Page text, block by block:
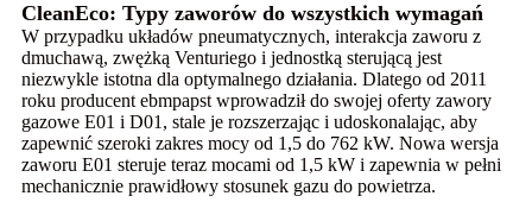
CleanEco: Typy zaworów do wszystkich wymagań
W przypadku układów pneumatycznych, interakcja zaworu z
dmuchawą, zwężką Venturiego i jednostką sterującą jest
niezwykle istotna dla optymalnego działania. Dlatego od 2011
roku producent ebmpapst wprowadził do swojej oferty zawory
gazowe E01 i D01, stale je rozszerzając i udoskonalając, aby
zapewnić szeroki zakres mocy od 1,5 do 762 kW. Nowa wersja
zaworu E01 steruje teraz mocami od 1,5 kW i zapewnia w pełni
mechanicznie prawidłowy stosunek gazu do powietrza.